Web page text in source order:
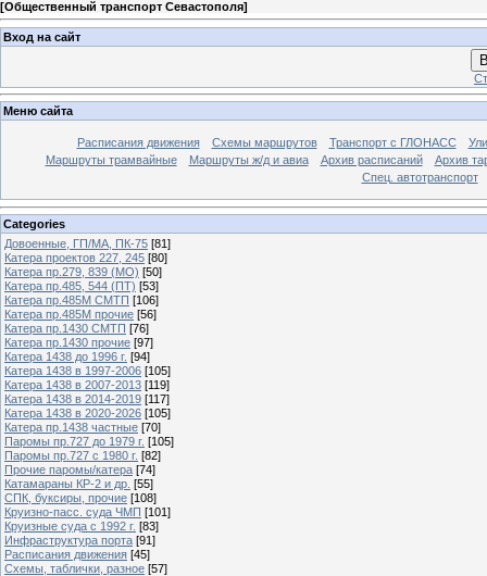
[Общественный транспорт Севастополя]
Вход на сайт
Меню сайта
Расписания движения Схемы маршрутов Транспорт с ГЛОНАСС
Маршруты трамвайные
Маршруты ж/д и авиа Архив расписаний
Архив
Спец. автотранспорт
Categories
Довоенные, ГП/МА, ПК-75 [81]
Катера проектов 227, 245 [80]
Катера пр.279, 839 (МО) [50]
Катера пр.485, 544 (ПТ) [53]
Катера пр.485М СМТП [106]
Катера пр.485М прочие [56]
Катера пр.1430 СМТП [76]
Катера пр.1430 прочие [97]
Катера 1438 до 1996 г. [94]
Катера 1438 в 1997-2006 [105]
Катера 1438 в 2007-2013 [119]
Катера 1438 в 2014-2019 [117]
Катера 1438 в 2020-2026 [105]
Катера пр.1438 частные [70]
Паромы пр.727 до 1979 г. [105]
Паромы пр.727 с 1980 г. [82]
Прочие паромы/катера [74]
Катамараны КР-2 и др. [55]
СПК, буксиры, прочие [108]
Круизно-пасс. суда ЧМП [101]
Круизные суда с 1992 г. [83]
Инфраструктура порта [91]
Расписания движения [45]
Схемы, таблички, разное [57]